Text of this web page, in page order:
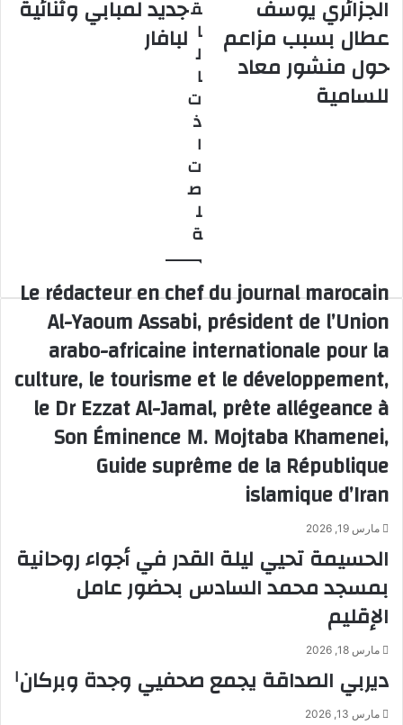
لاعبه
الجزائري
يوسف
عطال
بسبب
الجزائري يوسف
عطال بسبب مزاعم
حول منشور معاد
للسامية
4-
1
لمبابي
جديد لمبابي وثنائية
لبافار
ق
ا
ل
ا
ت
ذ
ا
ت
ص
ل
ة
Le rédacteur en chef du journal marocain
Al-Yaoum Assabi, président de l’Union
arabo-africaine internationale pour la
culture, le tourisme et le développement,
le Dr Ezzat Al-Jamal, prête allégeance à
Son Éminence M. Mojtaba Khamenei,
Guide suprême de la République
islamique d’Iran
مارس 19, 2026
الحسيمة تحيي ليلة القدر في أجواء روحانية
بمسجد محمد السادس بحضور عامل
الإقليم
مارس 18, 2026
ديربي الصداقة يجمع صحفيي وجدة وبركان
مارس 13, 2026
ا